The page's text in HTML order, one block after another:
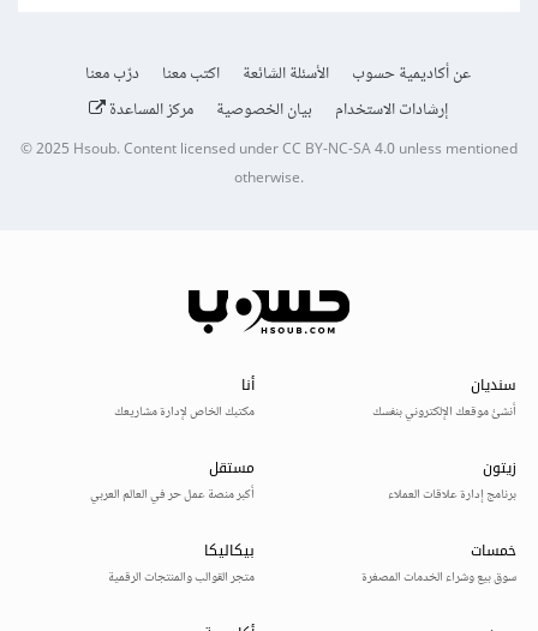
عن أكاديمية حسوب الأسئلة الشائعة اكتب معنا
درّب معنا
إرشادات الاستخدام
بيان الخصوصية مركز المساعدة
© 2025Hsoub.Content licensed underCC BY-NC-SA 4.0unless mentioned
otherwise.